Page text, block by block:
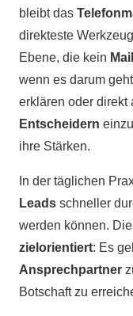
bleibt das
direkteste
Ebene, die kein
wenn es darum
erklären oder direkt
Entscheidern
ihre Stärken.
In der täglichen
Leads schneller
werden können. Die
zielorientiert: Es
Ansprechpartner
Botschaft zu